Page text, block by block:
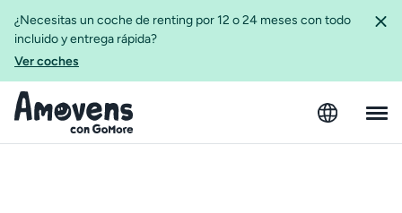
¿Necesitas un coche de renting por 12 o 24 meses con todo
incluido y entrega rápida?
Ver coches